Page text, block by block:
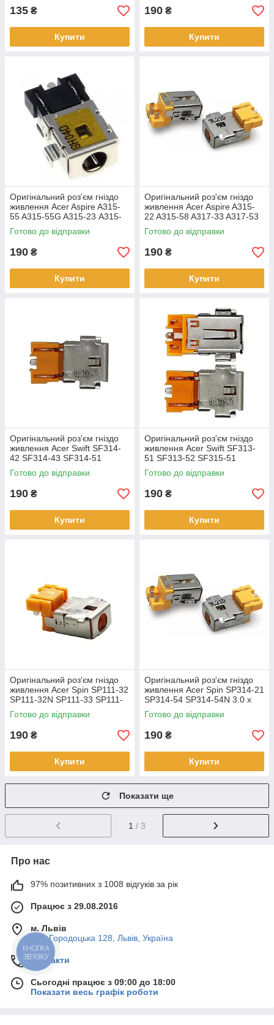
135 ₴
Купити
190 ₴
Купити
Оригінальний роз'єм гніздо
живлення Acer Aspire A315-
55 A315-55G A315-23 A315-
57 3.0 x 1.1мм
Готово до відправки
190 ₴
Купити
Оригінальний роз'єм гніздо
живлення Acer Aspire A315-
22 A315-58 A317-33 A317-53
A514-52 A515-56 3.0 x 1.1мм
Готово до відправки
190 ₴
Купити
Оригінальний роз'єм гніздо
живлення Acer Swift SF314-
42 SF314-43 SF314-51
SF314-51G SF314-57 3.0 x
1.1мм
Готово до відправки
190 ₴
Купити
Оригінальний роз'єм гніздо
живлення Acer Swift SF313-
51 SF313-52 SF315-51
SF315-52 3.0 x 1.1мм
Готово до відправки
190 ₴
Купити
Оригінальний роз'єм гніздо
живлення Acer Spin SP111-32
SP111-32N SP111-33 SP111-
34 SP111-34N 3.0 x 1.1мм
Готово до відправки
190 ₴
Купити
Оригінальний роз'єм гніздо
живлення Acer Spin SP314-21
SP314-54 SP314-54N 3.0 x
1.1мм
Готово до відправки
190 ₴
Купити
Показати ще
1 / 3
Про нас
97% позитивних з 1008 відгуків за рік
Працює з 29.08.2016
м. Львів
вул. Городоцька 128, Львів, Україна
Контакти
Сьогодні працює з 09:00 до 18:00
Показати весь графік роботи
КНОПКА
ЗВ'ЯЗКУ